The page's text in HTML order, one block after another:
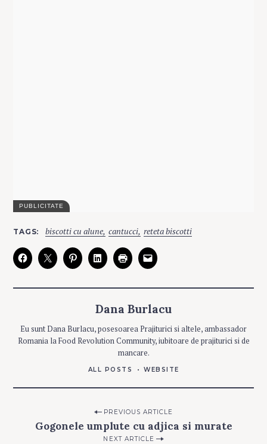
A
E
G
O
P
R
A
C
TAGS biscotti cu alune cantucci reteta biscotti
Dana Burlacu
Eu sunt Dana Burlacu, posesoarea Prajiturici si altele, ambassador
Romania la Food Revolution Community, iubitoare de prajiturici si de
mancare.
ALL POSTS WEBSITE
navigation
PREVIOUS ARTICLE
Gogonele umplute cu adjica si murate
NEXT ARTICLE